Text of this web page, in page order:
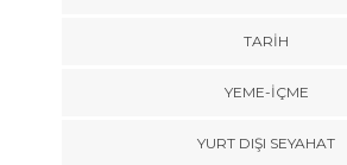
TARİH
YEME-İÇME
YURT DIŞI SEYAHAT